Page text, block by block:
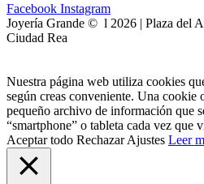
Facebook Instagram
Joyería Grande © l 2026 | Plaza del
Ciudad Rea
Nuestra página web utiliza cookies
según creas conveniente. Una cookie
pequeño archivo de información que
“smartphone” o tableta cada vez que
Aceptar todo Rechazar Ajustes Leer